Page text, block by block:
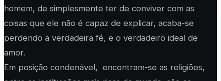
homem, de simplesmente ter de conviver com as
coisas que ele não é capaz de explicar, acaba-se
perdendo a verdadeira fé, e o verdadeiro ideal de
amor.
Em posição condenável, encontram-se as religiões,